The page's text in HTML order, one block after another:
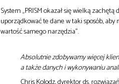
System „PRISM okazał się wielką
uporządkować te dane w taki sposób,
wartość samego narzędzia”.
Absolutnie zdobywamy więcej
a także danych i wykonywaniu